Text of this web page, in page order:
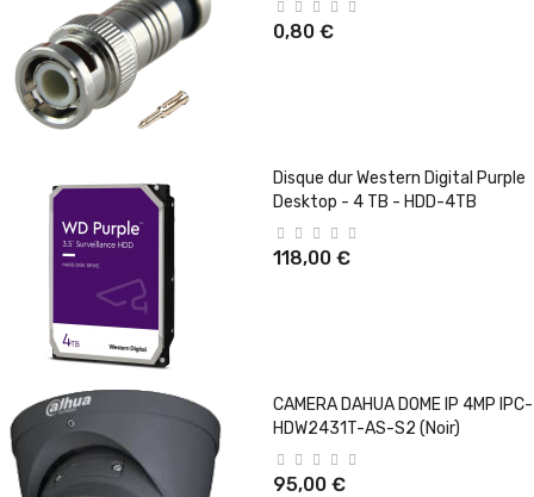
0,80 €
Disque dur Western Digital Purple
Desktop - 4 TB - HDD-4TB
118,00 €
CAMERA DAHUA DOME IP 4MP IPC-
HDW2431T-AS-S2 (Noir)
95,00 €